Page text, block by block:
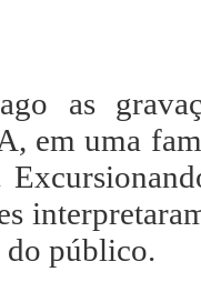
as
em uma
do público.